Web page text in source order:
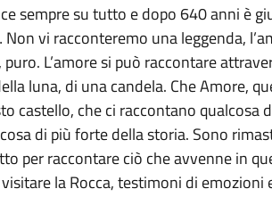
sempre su tutto e dopo 640 anni è
vi racconteremo una leggenda,
L’amore si può raccontare
luna, di una candela. Che Amore,
castello, che ci raccontano
di più forte della storia. Sono
per raccontare ciò che avvenne in
la Rocca, testimoni di